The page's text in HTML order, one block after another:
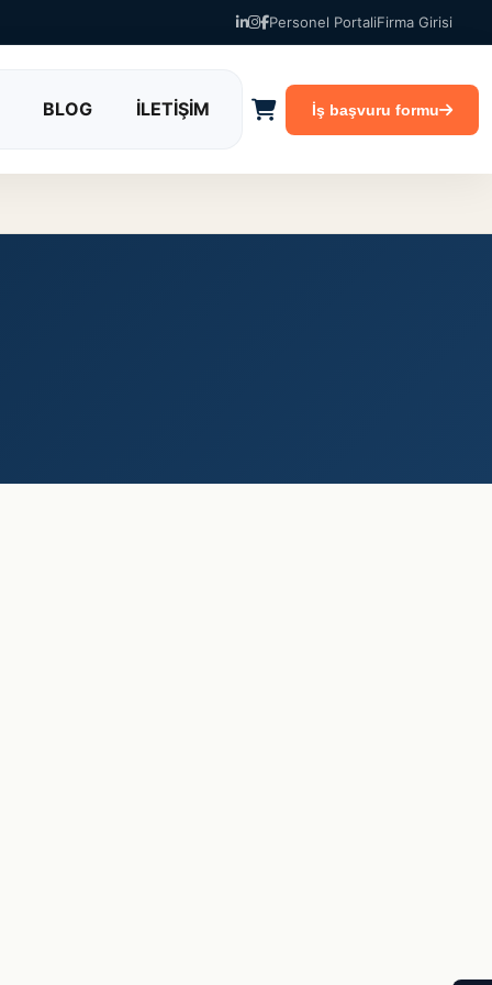
Personel PortaliFirma Girisi
BLOG İLETİŞİM İş başvuru formu